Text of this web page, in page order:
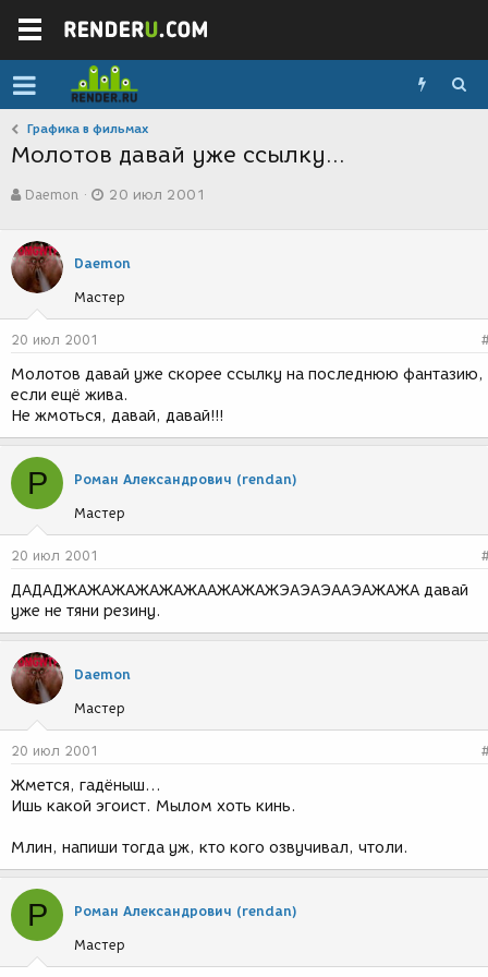
Графика в фильмах
Молотов давай уже ссылку...
в
о
р
т
е
м
ы
Daemon
а
с
з
д
и
я
20 июл 2001
Daemon
Мастер
20 июл 2001
Молотов давай уже скорее ссылку на последнюю фантазию,
если ещё жива.
Не жмоться, давай, давай!!!
Р Роман Александрович (rendan)
Мастер
20 июл 2001
ДАДАДЖАЖАЖАЖАЖАЖААЖАЖАЖЭАЭАЭААЭАЖАЖА давай
уже не тяни резину.
Daemon
Мастер
20 июл 2001
Жмется, гадёныш...
Ишь какой эгоист. Мылом хоть кинь.
Млин, напиши тогда уж, кто кого озвучивал, чтоли.
Р Роман Александрович (rendan)
Мастер